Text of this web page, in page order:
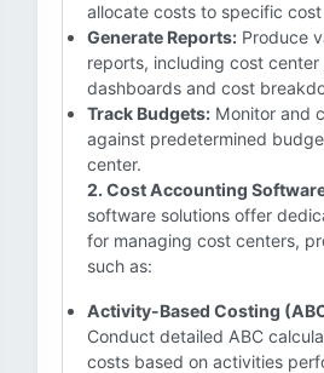
allocate costs to specific
Generate Reports: Produce
reports, including cost
dashboards and cost
Track Budgets: Monitor and
against predetermined
center.
2. Cost Accounting
software solutions offer
for managing cost centers,
such as:
Activity-Based Costing
Conduct detailed ABC
costs based on activities